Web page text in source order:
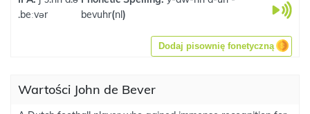
.beːvər
bevuhr(nl)
Dodaj pisownię fonetyczną
Wartości John de Bever